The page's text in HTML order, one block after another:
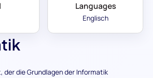
der die Grundlagen der Informatik
Languages
Englisch